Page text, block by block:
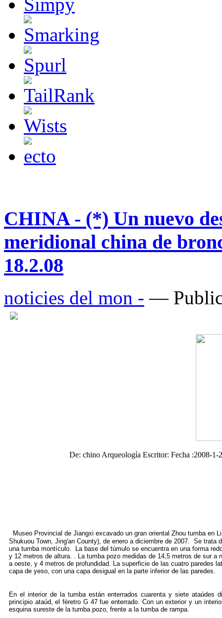
CHINA - (*) Un nuevo
meridional china de
18.2.08
noticies del mon - —
De: chino Arqueología Escritor: Fecha :2008-1-
Museo Provincial de Jiangxi excavado un gran oriental Zhou tumba en
Shukuou Town, Jing'an County), de enero a diciembre de 2007.
Se trata
una tumba montículo.
La base del túmulo se encuentra en una forma
y 12 metros de altura.
La tumba pozo medidas de 14,5 metros de sur a
a oeste, y 4 metros de profundidad.
La superficie de las cuatro paredes
capa de yeso, con una capa desigual en la parte inferior de las paredes.
En el interior de la tumba están enterrados cuarenta y siete ataúdes
principio ataúd, el féretro G 47 fue enterrado. Con un exterior y un
esquina sureste de la tumba pozo, frente a la tumba de rampa.